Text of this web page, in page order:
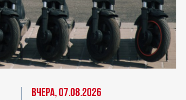
Вчера, 07.08.2026